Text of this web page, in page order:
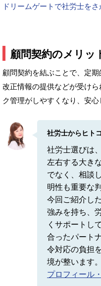
ドリームゲートで社労士をさ
顧問契約のメリッ
顧問契約を結ぶことで、定
改正情報の提供などが受け
ク管理がしやすくなり、安心
社労士からヒト
社労士選びは
左右する大き
でなく、相談
明性も重要な
今回ご紹介し
強みを持ち、
くサポートし
合ったパート
令対応の負担
境が整います。
プロフィール